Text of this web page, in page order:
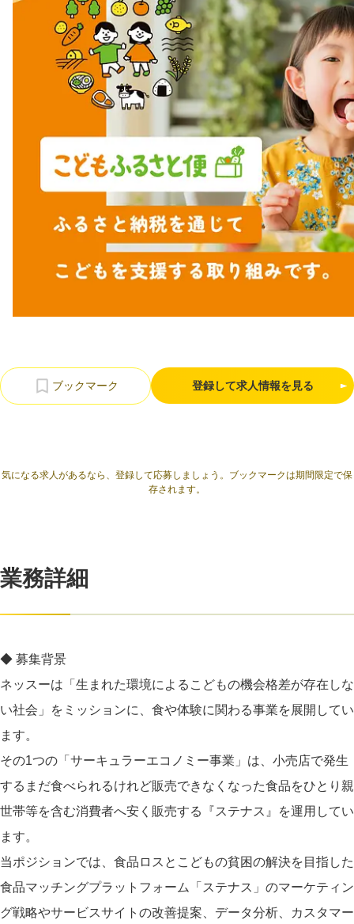
特集記事
CEOインタビュー
転職
大学発スタートアップ
導入事例
お問い合わせ
法人向け資料ダウンロード
/採用検討企業様へ
パートナーの方へ
登録して求人情報を見る
気になる求人があるなら、登録して応募しましょう。ブックマークは期間限定で保
存されます。
業務詳細
◆ 募集背景
ネッスーは「生まれた環境によるこどもの機会格差が存在しな
い社会」をミッションに、食や体験に関わる事業を展開してい
ます。
その1つの「サーキュラーエコノミー事業」は、小売店で発生
するまだ食べられるけれど販売できなくなった食品をひとり親
世帯等を含む消費者へ安く販売する『ステナス』を運用してい
ます。
当ポジションでは、食品ロスとこどもの貧困の解決を目指した
食品マッチングプラットフォーム「ステナス」のマーケティン
グ戦略やサービスサイトの改善提案、データ分析、カスタマー